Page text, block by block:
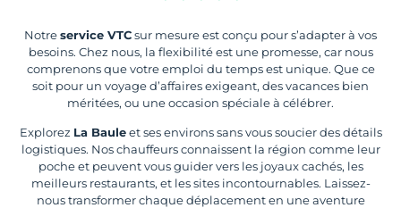
Notreservice VTCsur mesure est conçu pour s’adapter à vos
besoins. Chez nous, la flexibilité est une promesse, car nous
comprenons que votre emploi du temps est unique. Que ce
soit pour un voyage d’affaires exigeant, des vacances bien
méritées, ou une occasion spéciale à célébrer.
Explorez La Bauleet ses environs sans vous soucier des détails
logistiques. Nos chauffeurs connaissent la région comme leur
poche et peuvent vous guider vers les joyaux cachés, les
meilleurs restaurants, et les sites incontournables. Laissez-
nous transformer chaque déplacement en une aventure